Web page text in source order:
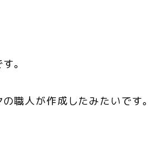
。
職人が作成したみたいです。